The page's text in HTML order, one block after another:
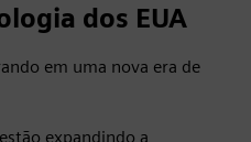
dos EUA
em uma nova era de
expandindo a